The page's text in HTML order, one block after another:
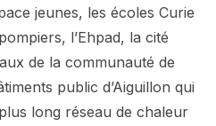
jeunes, les écoles Curie
l’Ehpad, la cité
de la communauté de
public d’Aiguillon qui
long réseau de chaleur